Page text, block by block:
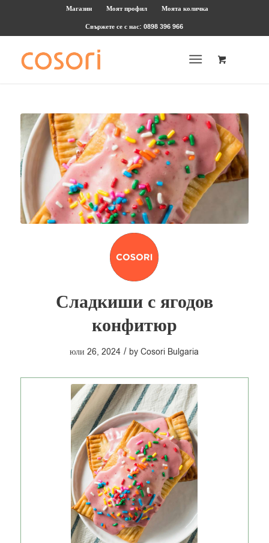
Магазин Моят профил
Моята количка
Свържете се с нас: 0898 396 966
Сладкиши с ягодов
конфитюр
юли 26, 2024 / byCosori Bulgaria